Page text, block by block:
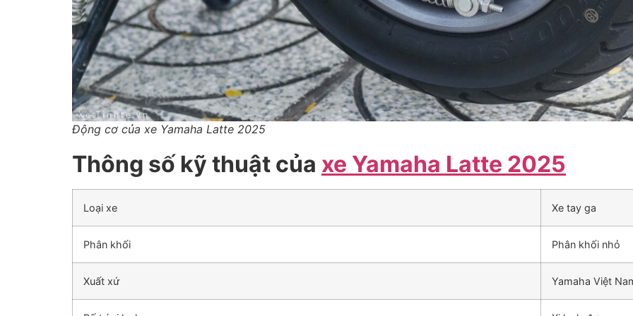
Động cơ của xe Yamaha Latte 2025
Thông số kỹ thuật của xe Yamaha Latte 2025
Loại xe Xe tay ga
Phân khối Phân khối nhỏ
Xuất xứ Yamaha Việt